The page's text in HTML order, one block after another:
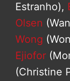
Estranho),
Olsen
Wong
Ejiofor
(Christine